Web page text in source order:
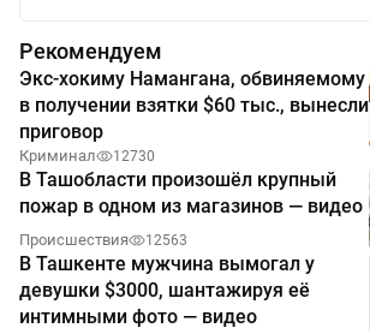
Рекомендуем
Экс-хокиму Намангана, обвиняемому
в получении взятки $60 тыс., вынесли
приговор
Криминал 12730
В Ташобласти произошёл крупный
пожар в одном из магазинов — видео
Происшествия 12563
В Ташкенте мужчина вымогал у
девушки $3000, шантажируя её
интимными фото — видео